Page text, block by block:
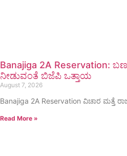
Banajiga 2A Reservation:
ನೀಡುವಂತೆ ಬಿಜೆಪಿ ಒತ್ತಾಯ
August 7, 2026
Banajiga 2A Reservation ವಿಚಾರ ಮತ್ತೆ
Read More »